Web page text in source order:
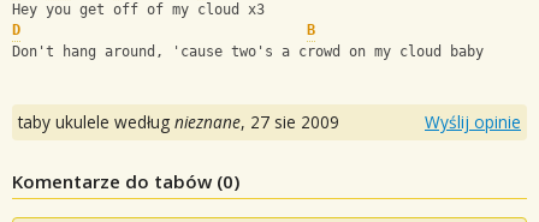
Hey you get off of my cloud x3
D
B
Don't hang around, 'cause two's a crowd on my cloud baby
taby ukulele według nieznane, 27 sie 2009 Wyślij opinie
Komentarze do tabów (0)